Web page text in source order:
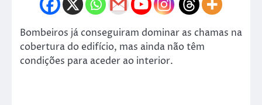
Bombeiros já conseguiram dominar as chamas na
cobertura do edifício, mas ainda não têm
condições para aceder ao interior.